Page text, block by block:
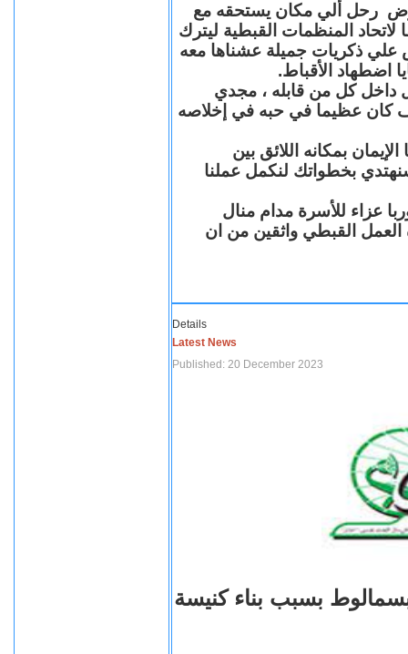
رحل ألي مكان يستحقه مع
المنظمات القبطية ليترك
علي ذكريات جميلة عشناها معه
اضطهاد الأقباط.
داخل كل من قابله ، مجدي
عظيما في حبه في إخلاصه
بمكانه اللائق بين
بخطواتك لنكمل عملنا
عزاء للأسرة مدام منال
العمل القبطي واثقين من ان
Details
Latest News
Published: 20 December 2023
بسبب بناء كنيسة